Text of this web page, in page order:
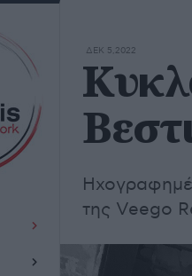
ΔΕΚ 5,2022
της Veego